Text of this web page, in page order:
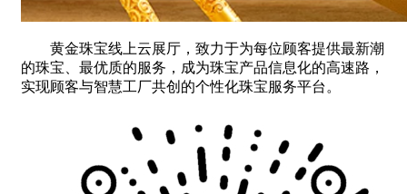
黄金珠宝线上云展厅，致力于为每位顾客提供最新潮
的珠宝、最优质的服务，成为珠宝产品信息化的高速路，
实现顾客与智慧工厂共创的个性化珠宝服务平台。